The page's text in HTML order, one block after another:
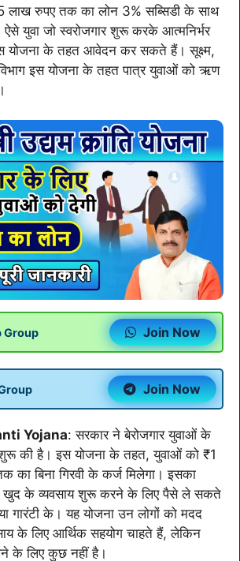
रुपए तक का लोन 3% सब्सिडी के साथ
युवा जो स्वरोजगार शुरू करके आत्मनिर्भर
योजना के तहत आवेदन कर सकते हैं। सूक्ष्म,
इस योजना के तहत पात्र युवाओं को ऋण
Group Join Now
Join Now
Yojana: सरकार ने बेरोजगार युवाओं के
की है। इस योजना के तहत, युवाओं को ₹1
बिना गिरवी के कर्ज मिलेगा। इसका
खुद के व्यवसाय शुरू करने के लिए पैसे ले सकते
या गारंटी के। यह योजना उन लोगों को मदद
के लिए आर्थिक सहयोग चाहते हैं, लेकिन
के लिए कुछ नहीं है।